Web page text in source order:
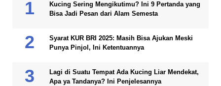
Kucing Sering Mengikutimu? Ini 9 Pertanda yang
Bisa Jadi Pesan dari Alam Semesta
Syarat KUR BRI 2025: Masih Bisa Ajukan Meski
Punya Pinjol, Ini Ketentuannya
Lagi di Suatu Tempat Ada Kucing Liar Mendekat,
Apa ya Tandanya? Ini Penjelesannya